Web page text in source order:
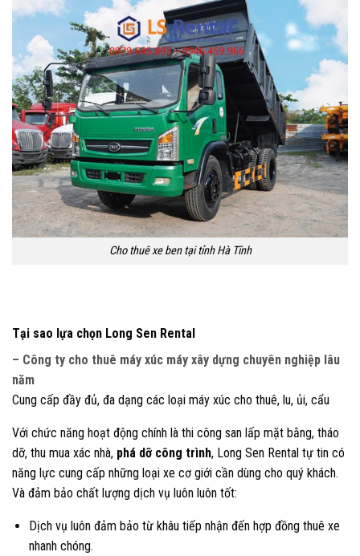
Cho thuê xe ben tại tỉnh Hà Tĩnh
Tại sao lựa chọn Long Sen Rental
– Công ty cho thuê máy xúc máy xây dựng chuyên nghiệp lâu
năm
Cung cấp đầy đủ, đa dạng các loại máy xúc cho thuê, lu, ủi, cẩu
Với chức năng hoạt động chính là thi công san lấp mặt bằng, tháo
dỡ, thu mua xác nhà, phá dỡ công trình, Long Sen Rental tự tin có
năng lực cung cấp những loại xe cơ giới cần dùng cho quý khách.
Và đảm bảo chất lượng dịch vụ luôn luôn tốt:
Dịch vụ luôn đảm bảo từ khâu tiếp nhận đến hợp đồng thuê xe
nhanh chóng.